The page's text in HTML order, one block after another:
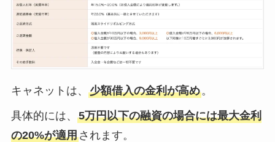
キャネットは、 少額借入の金利が高め。
具体的には、 5万円以下の融資の場合には最大金利
の20%が適用されます。